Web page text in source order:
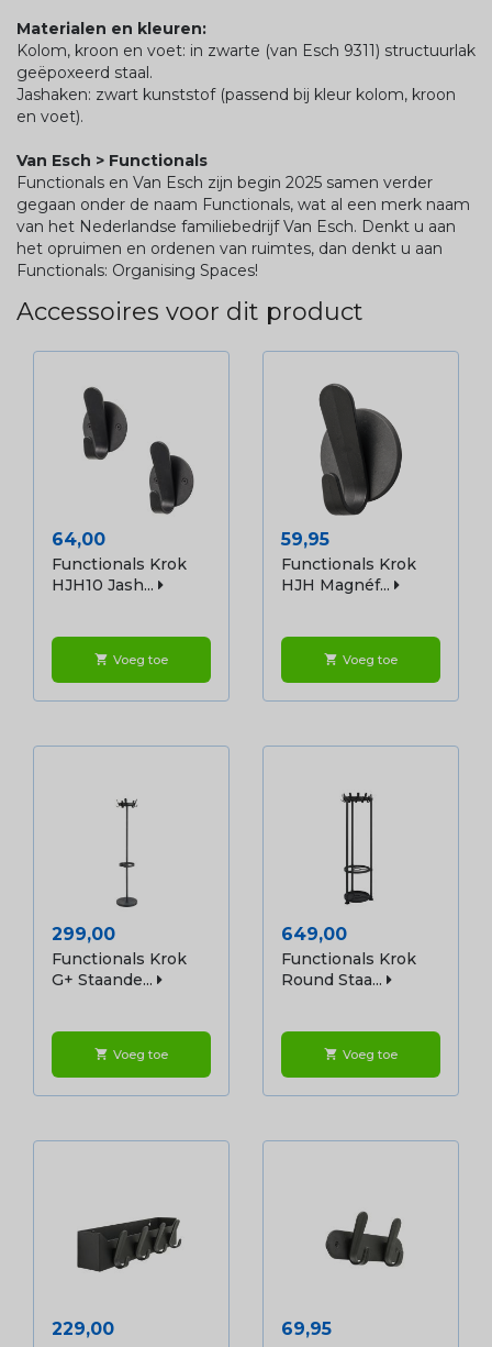
Materialen en kleuren:
Kolom, kroon en voet: in zwarte (van Esch 9311) structuurlak
geëpoxeerd staal.
Jashaken: zwart kunststof (passend bij kleur kolom, kroon
en voet).
Van Esch > Functionals
Functionals en Van Esch zijn begin 2025 samen verder
gegaan onder de naam Functionals, wat al een merk naam
van het Nederlandse familiebedrijf Van Esch. Denkt u aan
het opruimen en ordenen van ruimtes, dan denkt u aan
Functionals: Organising Spaces!
Accessoires voor dit product
Prijs
64,00
Functionals Krok
HJH10 Jash...
shopping_cart Voeg toe
Prijs
59,95
Functionals Krok
HJH Magnéf...
shopping_cart Voeg toe
Prijs
299,00
Functionals Krok
G+ Staande...
shopping_cart Voeg toe
Prijs
649,00
Functionals Krok
Round Staa...
shopping_cart Voeg toe
Prijs
229,00 Prijs
69,95